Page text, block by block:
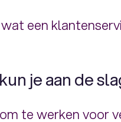
een
je aan de
te werken voor